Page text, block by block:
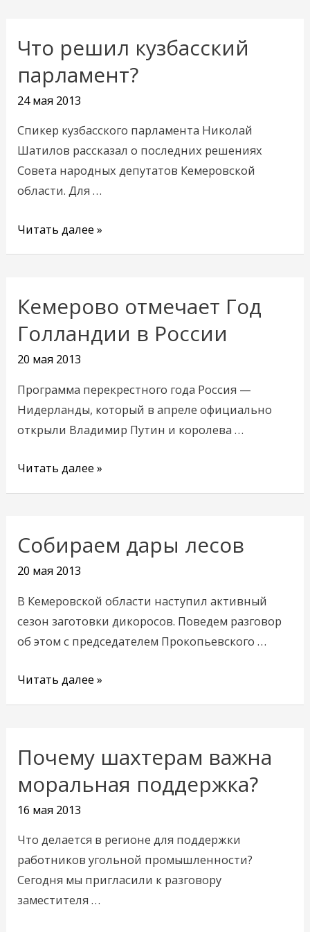
Что решил кузбасский
парламент?
24 мая 2013
Спикер кузбасского парламента Николай
Шатилов рассказал о последних решениях
Совета народных депутатов Кемеровской
области. Для …
Что
кузбасский
парламент?
Читать далее »
Кемерово отмечает Год
Голландии в России
20 мая 2013
Программа перекрестного года Россия —
Нидерланды, который в апреле официально
открыли Владимир Путин и королева …
Кемерово
Год
Голландии
в
России
Читать далее »
Собираем дары лесов
20 мая 2013
В Кемеровской области наступил активный
сезон заготовки дикоросов. Поведем разговор
об этом с председателем Прокопьевского …
Собираем
Читать далее »
Почему шахтерам важна
моральная поддержка?
16 мая 2013
Что делается в регионе для поддержки
работников угольной промышленности?
Сегодня мы пригласили к разговору
заместителя …
Почему
важна
моральная
поддержка?